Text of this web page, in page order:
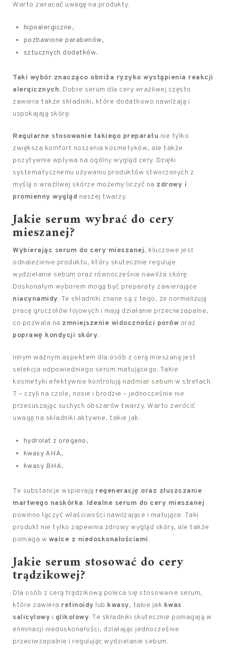
Warto zwracać uwagę na produkty:
hipoalergiczne,
pozbawione parabenów,
sztucznych dodatków.
Taki wybór znacząco obniża ryzyko wystąpienia reakcji
alergicznych. Dobre serum dla cery wrażliwej często
zawiera także składniki, które dodatkowo nawilżają i
uspokajają skórę.
Regularne stosowanie takiego preparatu nie tylko
zwiększa komfort noszenia kosmetyków, ale także
pozytywnie wpływa na ogólny wygląd cery. Dzięki
systematycznemu używaniu produktów stworzonych z
myślą o wrażliwej skórze możemy liczyć na zdrowy i
promienny wygląd naszej twarzy.
Jakie serum wybrać do cery
mieszanej?
Wybierając serum do cery mieszanej, kluczowe jest
odnalezienie produktu, który skutecznie reguluje
wydzielanie sebum oraz równocześnie nawilża skórę.
Doskonałym wyborem mogą być preparaty zawierające
niacynamidy. Te składniki znane są z tego, że normalizują
pracę gruczołów łojowych i mają działanie przeciwzapalne,
co pozwala na zmniejszenie widoczności porów oraz
poprawę kondycji skóry.
Innym ważnym aspektem dla osób z cerą mieszaną jest
selekcja odpowiedniego serum matującego. Takie
kosmetyki efektywnie kontrolują nadmiar sebum w strefach
T – czyli na czole, nosie i brodzie – jednocześnie nie
przesuszając suchych obszarów twarzy. Warto zwrócić
uwagę na składniki aktywne, takie jak:
hydrolat z oregano,
kwasy AHA,
kwasy BHA.
Te substancje wspierają regenerację oraz złuszczanie
martwego naskórka. Idealne serum do cery mieszanej
powinno łączyć właściwości nawilżające i matujące. Taki
produkt nie tylko zapewnia zdrowy wygląd skóry, ale także
pomaga w walce z niedoskonałościami.
Jakie serum stosować do cery
trądzikowej?
Dla osób z cerą trądzikową poleca się stosowanie serum,
które zawiera retinoidy lub kwasy, takie jak kwas
salicylowy i glikolowy. Te składniki skutecznie pomagają w
eliminacji niedoskonałości, działając jednocześnie
przeciwzapalnie i regulując wydzielanie sebum.